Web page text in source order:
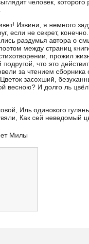
человек, которого
Извини, я немного
если не секрет,
раздумья автора о
между страниц
прожил
что это
за чтением
засохший,
весною? И долго ль
Иль одинокого
Как сей неведомый
Милы